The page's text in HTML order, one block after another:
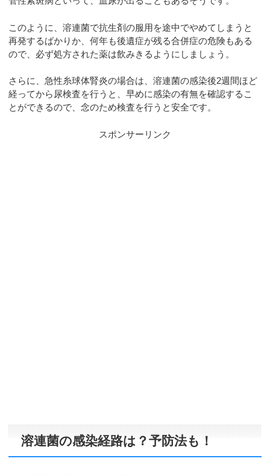
このように、溶連菌で抗生剤の服用を途中でやめてしまうと
再発するばかりか、何年も後遺症が残る合併症の危険もある
ので、必ず処方された薬は飲みきるようにしましょう。
さらに、急性糸球体腎炎の場合は、溶連菌の感染後2週間ほど
経ってから尿検査を行うと、早めに感染の有無を確認するこ
とができるので、念のため検査を行うと安全です。
スポンサーリンク
溶連菌の感染経路は？予防法も！